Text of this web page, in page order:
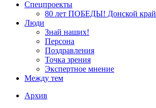
Спецпроекты
80 лет ПОБЕДЫ! Донской край
Люди
Знай наших!
Персона
Поздравления
Точка зрения
Экспертное мнение
Между тем
Архив